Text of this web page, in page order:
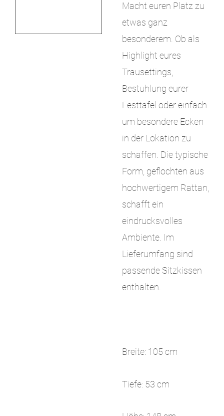
Macht euren Platz zu
etwas ganz
besonderem. Ob als
Highlight eures
Trausettings,
Bestuhlung eurer
Festtafel oder einfach
um besondere Ecken
in der Lokation zu
schaffen. Die typische
Form, geflochten aus
hochwertigem Rattan,
schafft ein
eindrucksvolles
Ambiente. Im
Lieferumfang sind
passende Sitzkissen
enthalten.
Breite: 105 cm
Tiefe: 53 cm